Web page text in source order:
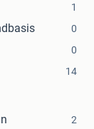
1
0
0
14
2